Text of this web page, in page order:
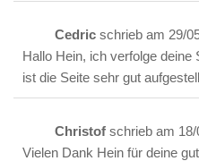
Cedric schrieb am 29/
Hallo Hein, ich verfolge
ist die Seite sehr gut
Christof schrieb am
Vielen Dank Hein für deine